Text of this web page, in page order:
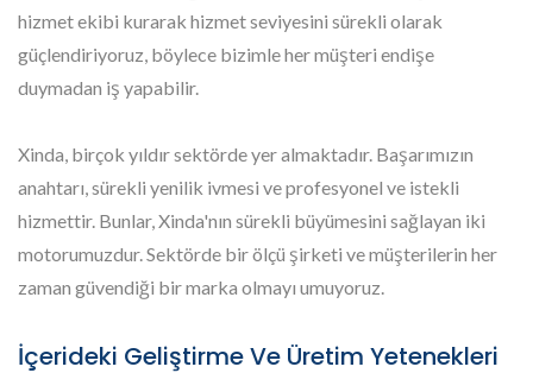
hizmet ekibi kurarak hizmet seviyesini sürekli olarak
güçlendiriyoruz, böylece bizimle her müşteri endişe
duymadan iş yapabilir.
Xinda, birçok yıldır sektörde yer almaktadır. Başarımızın
anahtarı, sürekli yenilik ivmesi ve profesyonel ve istekli
hizmettir. Bunlar, Xinda'nın sürekli büyümesini sağlayan iki
motorumuzdur. Sektörde bir ölçü şirketi ve müşterilerin her
zaman güvendiği bir marka olmayı umuyoruz.
İçerideki Geliştirme Ve Üretim Yetenekleri